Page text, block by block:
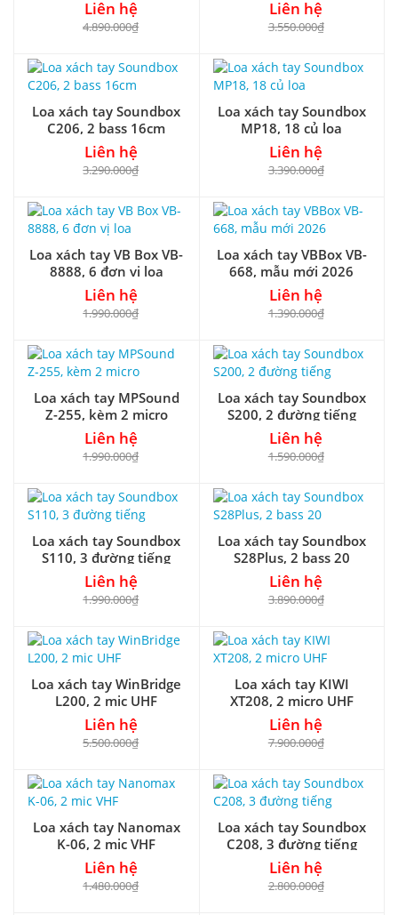
Liên hệ
4.890.000₫
Liên hệ
3.550.000₫
Loa xách tay Soundbox
C206, 2 bass 16cm
Liên hệ
3.290.000₫
Loa xách tay Soundbox
MP18, 18 củ loa
Liên hệ
3.390.000₫
Loa xách tay VB Box VB-
8888, 6 đơn vị loa
Liên hệ
1.990.000₫
Loa xách tay VBBox VB-
668, mẫu mới 2026
Liên hệ
1.390.000₫
Loa xách tay MPSound
Z-255, kèm 2 micro
Liên hệ
1.990.000₫
Loa xách tay Soundbox
S200, 2 đường tiếng
Liên hệ
1.590.000₫
Loa xách tay Soundbox
S110, 3 đường tiếng
Liên hệ
1.990.000₫
Loa xách tay Soundbox
S28Plus, 2 bass 20
Liên hệ
3.890.000₫
Loa xách tay WinBridge
L200, 2 mic UHF
Liên hệ
5.500.000₫
Loa xách tay KIWI
XT208, 2 micro UHF
Liên hệ
7.900.000₫
Loa xách tay Nanomax
K-06, 2 mic VHF
Liên hệ
1.480.000₫
Loa xách tay Soundbox
C208, 3 đường tiếng
Liên hệ
2.800.000₫